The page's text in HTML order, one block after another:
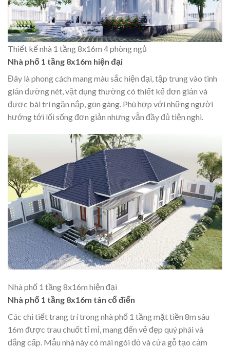
Thiết kế nhà 1 tầng 8x16m 4 phòng ngủ
Nhà phố 1 tầng 8x16m hiện đại
Đây là phong cách mang màu sắc hiện đại, tập trung vào tinh
giản đường nét, vật dụng thường có thiết kế đơn giản và
được bài trí ngăn nắp, gọn gàng. Phù hợp với những người
hướng tới lối sống đơn giản nhưng vẫn đầy đủ tiện nghi.
Nhà phố 1 tầng 8x16m hiện đại
Nhà phố 1 tầng 8x16m tân cổ điển
Các chi tiết trang trí trong nhà phố 1 tầng mặt tiền 8m sâu
16m được trau chuốt tỉ mỉ, mang đến vẻ đẹp quý phái và
đẳng cấp. Mẫu nhà này có mái ngói đỏ và cửa gỗ tạo cảm